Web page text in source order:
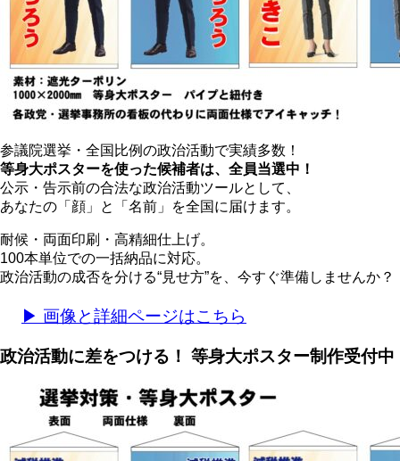
参議院選挙・全国比例の政治活動で実績多数！
等身大ポスターを使った候補者は、全員当選中！
公示・告示前の合法な政治活動ツールとして、
あなたの「顔」と「名前」を全国に届けます。
耐候・両面印刷・高精細仕上げ。
100本単位での一括納品に対応。
政治活動の成否を分ける“見せ方”を、今すぐ準備しませんか？
▶ 画像と詳細ページはこちら
政治活動に差をつける！ 等身大ポスター制作受付中